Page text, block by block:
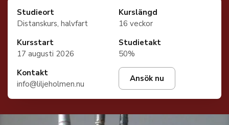
Studieort
Distanskurs, halvfart
Kurslängd
16 veckor
Kursstart
17 augusti 2026
Studietakt
50%
Kontakt
info@liljeholmen.nu
Ansök nu